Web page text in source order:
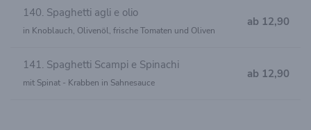
140. Spaghetti agli e olio
in Knoblauch, Olivenöl, frische Tomaten und Oliven
ab 12,90
141. Spaghetti Scampi e Spinachi
mit Spinat - Krabben in Sahnesauce
ab 12,90